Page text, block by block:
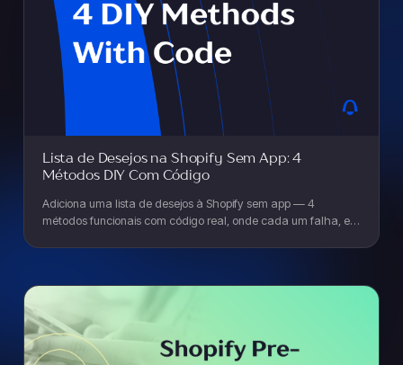
Lista de Desejos na Shopify Sem App: 4
Métodos DIY Com Código
Adiciona uma lista de desejos à Shopify sem app — 4
métodos funcionais com código real, onde cada um falha, e